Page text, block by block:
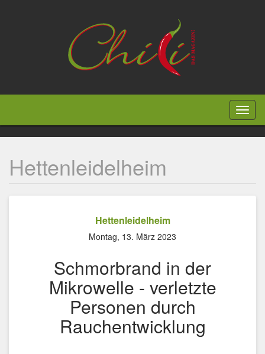
Hettenleidelheim
Hettenleidelheim
Montag, 13. März 2023
Schmorbrand in der
Mikrowelle - verletzte
Personen durch
Rauchentwicklung